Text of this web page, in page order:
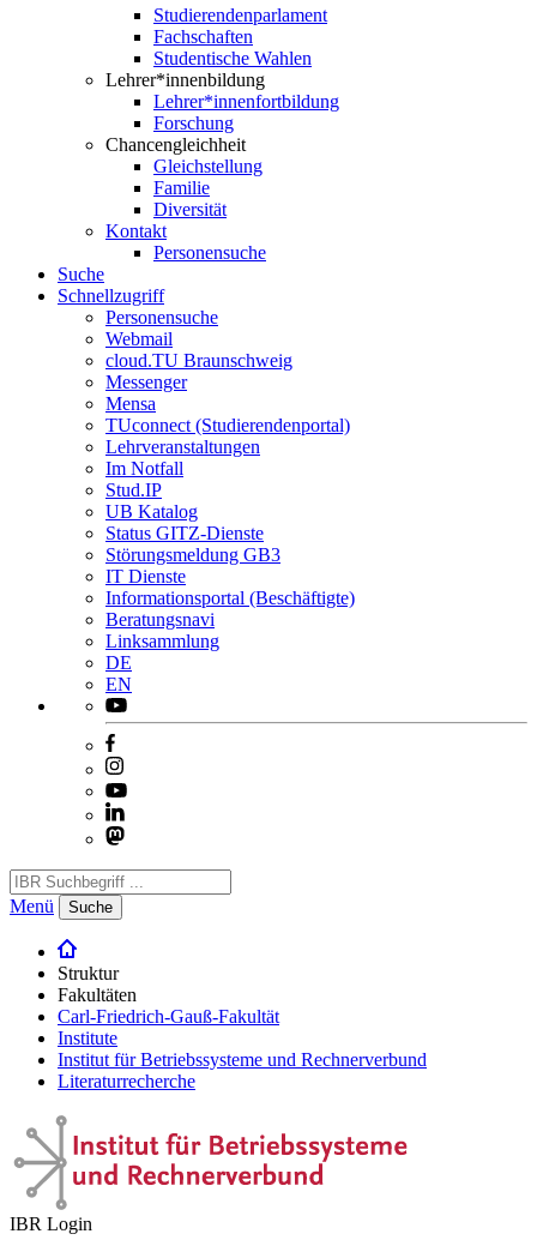
Studierendenparlament
Fachschaften
Studentische Wahlen
Lehrer*innenbildung
Lehrer*innenfortbildung
Forschung
Chancengleichheit
Gleichstellung
Familie
Diversität
Kontakt
Personensuche
Suche
Schnellzugriff
Personensuche
Webmail
cloud.TU Braunschweig
Messenger
Mensa
TUconnect (Studierendenportal)
Lehrveranstaltungen
Im Notfall
Stud.IP
UB Katalog
Status GITZ-Dienste
Störungsmeldung GB3
IT Dienste
Informationsportal (Beschäftigte)
Beratungsnavi
Linksammlung
DE
EN
Menü Suche
Struktur
Fakultäten
Carl-Friedrich-Gauß-Fakultät
Institute
Institut für Betriebssysteme und Rechnerverbund
Literaturrecherche
IBR Login